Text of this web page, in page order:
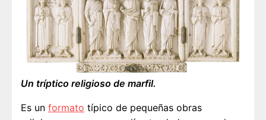
Un tríptico religioso de marfil.
Es un formato típico de pequeñas obras